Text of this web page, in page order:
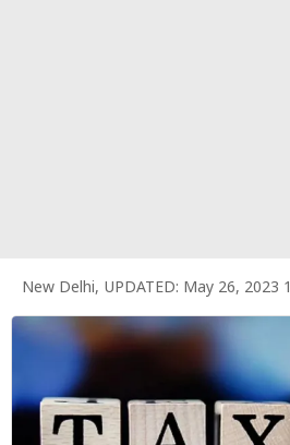
न्यूज
वीडियो
म्यूचुअल
फंड
New Delhi, UPDATED: May 26, 2023